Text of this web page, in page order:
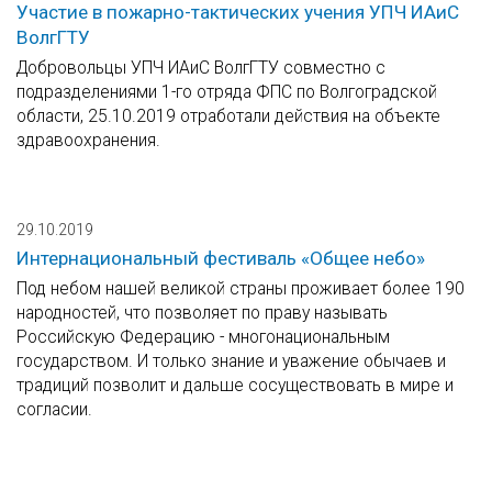
Участие в пожарно-тактических учения УПЧ ИАиС
ВолгГТУ
Добровольцы УПЧ ИАиС ВолгГТУ совместно с
подразделениями 1-го отряда ФПС по Волгоградской
области, 25.10.2019 отработали действия на объекте
здравоохранения.
29.10.2019
Интернациональный фестиваль «Общее небо»
Под небом нашей великой страны проживает более 190
народностей, что позволяет по праву называть
Российскую Федерацию - многонациональным
государством. И только знание и уважение обычаев и
традиций позволит и дальше сосуществовать в мире и
согласии.